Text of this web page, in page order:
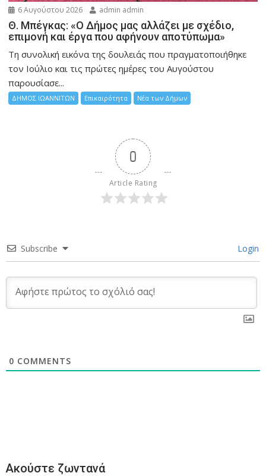
6 Αυγούστου 2026 admin admin
Θ. Μπέγκας: «Ο Δήμος μας αλλάζει με σχέδιο,
επιμονή και έργα που αφήνουν αποτύπωμα»
Τη συνολική εικόνα της δουλειάς που πραγματοποιήθηκε
τον Ιούλιο και τις πρώτες ημέρες του Αυγούστου
παρουσίασε...
ΔΗΜΟΣ ΙΩΑΝΝΙΤΩΝ Επικαιρότητα Νέα των Δήμων
0
Article Rating
Subscribe Login
0 COMMENTS
Ακούστε ζωντανά